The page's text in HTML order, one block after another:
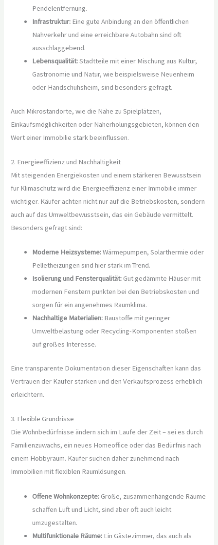
Pendelentfernung.
Infrastruktur: Eine gute Anbindung an den öffentlichen
Nahverkehr und eine erreichbare Autobahn sind oft
ausschlaggebend.
Lebensqualität:Stadtteile mit einer Mischung aus Kultur,
Gastronomie und Natur, wie beispielsweise Neuenheim
oder Handschuhsheim, sind besonders gefragt.
Auch Mikrostandorte, wie die Nähe zu Spielplätzen,
Einkaufsmöglichkeiten oder Naherholungsgebieten, können den
Wert einer Immobilie stark beeinflussen.
2. Energieeffizienz und Nachhaltigkeit
Mit steigenden Energiekosten und einem stärkeren Bewusstsein
für Klimaschutz wird die Energieeffizienz einer Immobilie immer
wichtiger. Käufer achten nicht nur auf die Betriebskosten, sondern
auch auf das Umweltbewusstsein, das ein Gebäude vermittelt.
Besonders gefragt sind:
Moderne Heizsysteme:Wärmepumpen, Solarthermie oder
Pelletheizungen sind hier stark im Trend.
Isolierung und Fensterqualität: Gut gedämmte Häuser mit
modernen Fenstern punkten bei den Betriebskosten und
sorgen für ein angenehmes Raumklima.
Nachhaltige Materialien: Baustoffe mit geringer
Umweltbelastung oder Recycling-Komponenten stoßen
auf großes Interesse.
Eine transparente Dokumentation dieser Eigenschaften kann das
Vertrauen der Käufer stärken und den Verkaufsprozess erheblich
erleichtern.
3. Flexible Grundrisse
Die Wohnbedürfnisse ändern sich im Laufe der Zeit – sei es durch
Familienzuwachs, ein neues Homeoffice oder das Bedürfnis nach
einem Hobbyraum. Käufer suchen daher zunehmend nach
Immobilien mit flexiblen Raumlösungen.
Offene Wohnkonzepte: Große, zusammenhängende Räume
schaffen Luft und Licht, sind aber oft auch leicht
umzugestalten.
Multifunktionale Räume: Ein Gästezimmer, das auch als